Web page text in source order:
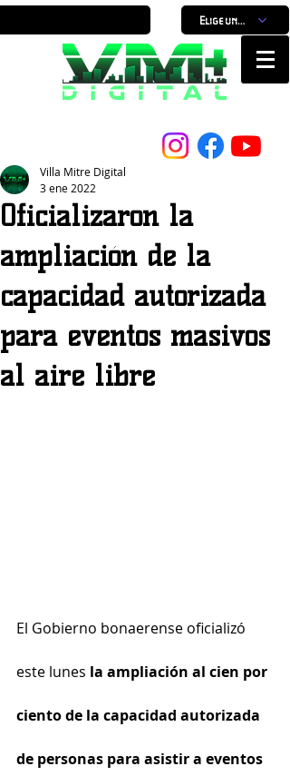
Elige un horario
Oficializaron la
ampliación de la
capacidad autorizada
para eventos masivos
al aire libre
Villa Mitre Digital
3 ene 2022
El Gobierno bonaerense oficializó
este lunes la ampliación al cien por
ciento de la capacidad autorizada
de personas para asistir a eventos